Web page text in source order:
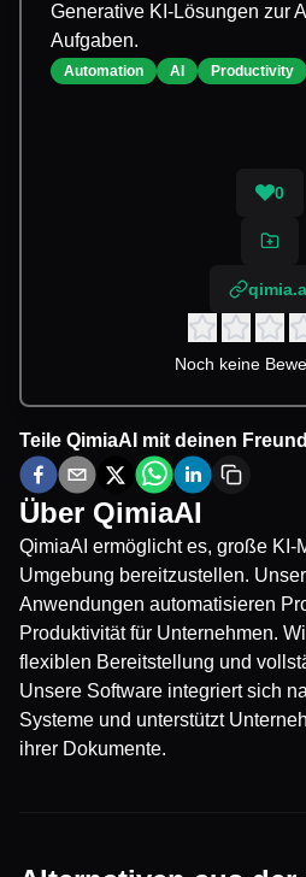
Generative KI-Lösungen zur
Aufgaben.
Automation AI Productivity
0
Noch keine
Teile QimiaAI mit deinen
Über QimiaAI
QimiaAI ermöglicht es, große KI-
Umgebung bereitzustellen.
Anwendungen automatisieren
Produktivität für Unternehmen.
flexiblen Bereitstellung und
Unsere Software integriert sich
Systeme und unterstützt
ihrer Dokumente.